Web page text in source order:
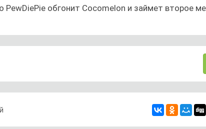
PewDiePie обгонит Cocomelon и займет второе